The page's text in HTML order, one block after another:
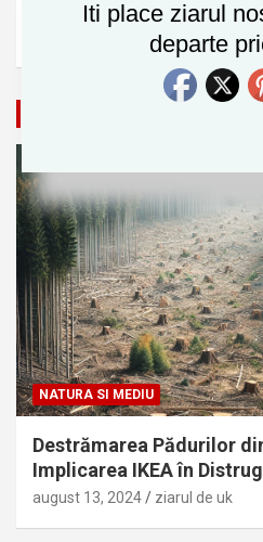
Uncategorized(5)
NATURA SI MEDIU
Destrămarea Pădurilor
Implicarea IKEA în
august 13, 2024 ziarul de uk
Iti place ziarul
departe